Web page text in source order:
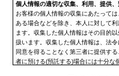
個人情報の適切な収集、利用、提供、
お客様の個人情報の収集にあたって
ある場合などを除き、本人に対して
ます。収集した個人情報はその目的
扱います。収集した個人情報は、法
同意を得ることなく第三者に提供す
者に預ける(預託する)場合には十分な